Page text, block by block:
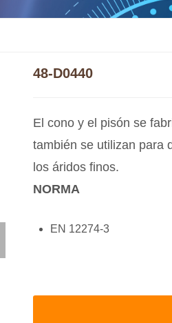
48-D0440
El cono y el pisón se
también se utilizan para
los áridos finos.
NORMA
EN 12274-3